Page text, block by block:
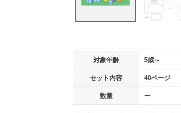
対象年齢 5歳～
セット内容 40ページ
数量 ー